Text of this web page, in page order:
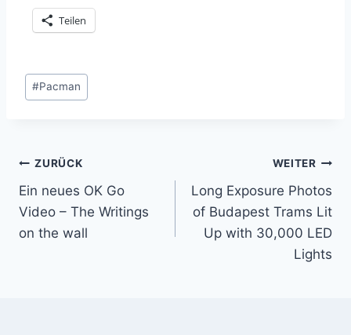
Teilen
Schlagworte:
#Pacman
Beitragsnavigation
ZURÜCK
Ein neues OK Go
Video – The Writings
on the wall
WEITER
Long Exposure Photos
of Budapest Trams Lit
Up with 30,000 LED
Lights